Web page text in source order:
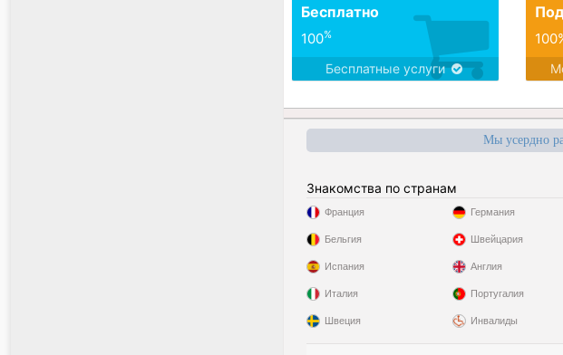
Бесплатно
100%
Бесплатные услуги
Мы усердно
Знакомства по странам
Франция
Бельгия
Испания
Италия
Швеция
Германия
Швейцария
Англия
Португалия
Инвалиды